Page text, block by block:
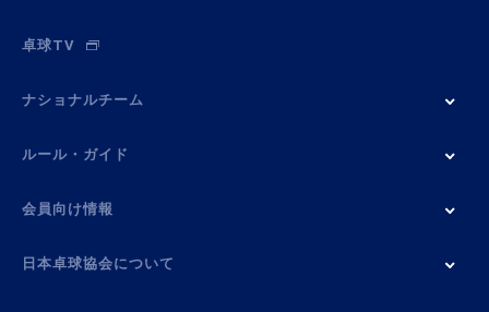
卓球TV
ナショナルチーム
ルール・ガイド
会員向け情報
日本卓球協会について